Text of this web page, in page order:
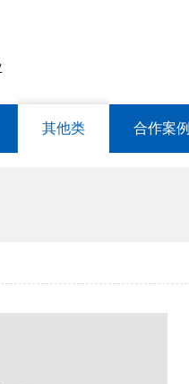
其他类 合作案例